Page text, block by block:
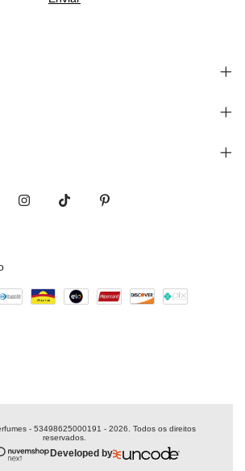
- 53498625000191 - 2026. Todos os direitos
reservados.
Developed by